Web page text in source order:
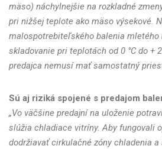
mäso) náchylnejšie na rozkladné
pri nižšej teplote ako mäso výsekové.
malospotrebiteľského balenia mletého
skladovanie pri teplotách od 0 °C do + 2
predajca nemusí mať samostatný
Sú aj riziká spojené s predajom
„Vo väčšine predajní na uloženie
slúžia chladiace vitríny. Aby fungovali
dodržiavať cirkulačné zóny chladenia a